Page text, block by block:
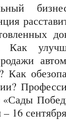
Как
«Сады
16